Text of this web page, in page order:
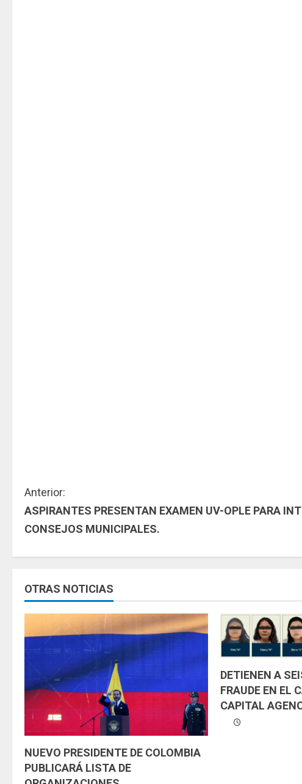
S
i
e
l
e
e
n
d
o
Anterior:
ASPIRANTES PRESENTAN EXAMEN UV-OPLE PARA
CONSEJOS MUNICIPALES.
OTRAS NOTICIAS
NUEVO PRESIDENTE DE COLOMBIA
PUBLICARÁ LISTA DE
DETIENEN A
FRAUDE EN EL
CAPITAL